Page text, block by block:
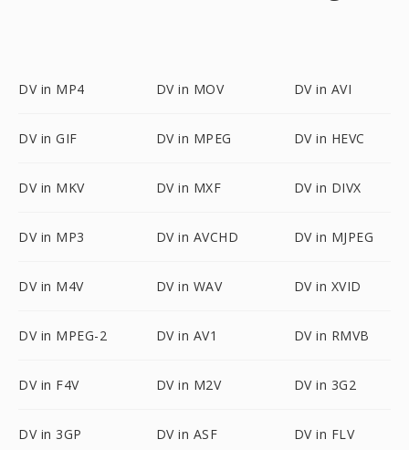
DV in MP4 DV in MOV DV in AVI
DV in GIF DV in MPEG DV in HEVC
DV in MKV DV in MXF DV in DIVX
DV in MP3 DV in AVCHD DV in MJPEG
DV in M4V DV in WAV DV in XVID
DV in MPEG-2 DV in AV1 DV in RMVB
DV in F4V DV in M2V DV in 3G2
DV in 3GP DV in ASF DV in FLV